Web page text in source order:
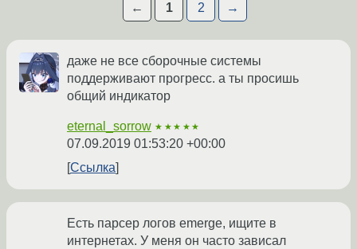
← 1 2 →
даже не все сборочные системы
поддерживают прогресс. а ты просишь
общий индикатор
eternal_sorrow ★★★★★
07.09.2019 01:53:20 +00:00
Ссылка
Есть парсер логов emerge, ищите в
интернетах. У меня он часто зависал